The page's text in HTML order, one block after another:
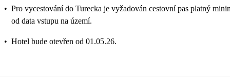
• Pro vycestování do Turecka je vyžadován cestovní pas platný
od data vstupu na území.
• Hotel bude otevřen od 01.05.26.